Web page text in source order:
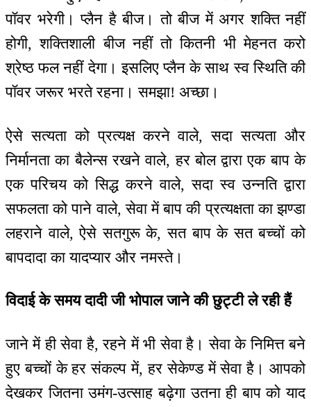
पॉवर भरेगी। प्लैन है बीज। तो बीज में अगर शक्ति नहीं
होगी, शक्तिशाली बीज नहीं तो कितनी भी मेहनत करो
श्रेष्ठ फल नहीं देगा। इसलिए प्लैन के साथ स्व स्थिति की
पॉवर जरूर भरते रहना। समझा! अच्छा।
ऐसे सत्यता को प्रत्यक्ष करने वाले, सदा सत्यता और
निर्मानता का बैलेन्स रखने वाले, हर बोल द्वारा एक बाप के
एक परिचय को सिद्ध करने वाले, सदा स्व उन्नति द्वारा
सफलता को पाने वाले, सेवा में बाप की प्रत्यक्षता का झण्डा
लहराने वाले, ऐसे सतगुरू के, सत बाप के सत बच्चों को
बापदादा का यादप्यार और नमस्ते।
विदाई के समय दादी जी भोपाल जाने की छुट्टी ले रही हैं
जाने में ही सेवा है, रहने में भी सेवा है। सेवा के निमित्त बने
हुए बच्चों के हर संकल्प में, हर सेकेण्ड में सेवा है। आपको
देखकर जितना उमंग-उत्साह बढ़ेगा उतना ही बाप को याद